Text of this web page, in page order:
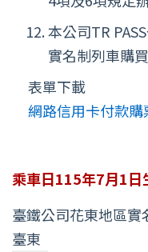
本公司TR
實名制列車購
表單下載
網路信用卡付款
乘車日115年7月1日
臺鐵公司花東地區實
臺東